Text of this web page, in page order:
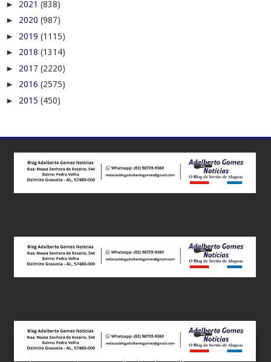
Este site utiliza cookies para melhorar sua experiência e
► 2021 (838)
► 2020 (987)
► 2019 (1115)
► 2018 (1314)
► 2017 (2220)
► 2016 (2575)
► 2015 (450)